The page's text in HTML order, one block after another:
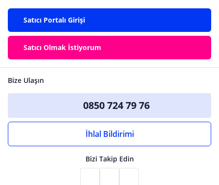
Satıcı Portalı Girişi
Satıcı Olmak İstiyorum
Bize Ulaşın
0850 724 79 76
İhlal Bildirimi
Bizi Takip Edin